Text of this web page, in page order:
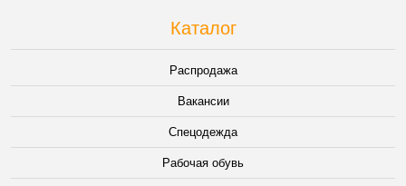
Каталог
Распродажа
Вакансии
Спецодежда
Рабочая обувь